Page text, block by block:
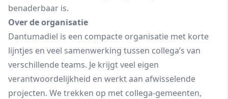
benaderbaar is.
Over de organisatie
Dantumadiel is een compacte organisatie met korte
lijntjes en veel samenwerking tussen collega’s van
verschillende teams. Je krijgt veel eigen
verantwoordelijkheid en werkt aan afwisselende
projecten. We trekken op met collega-gemeenten,